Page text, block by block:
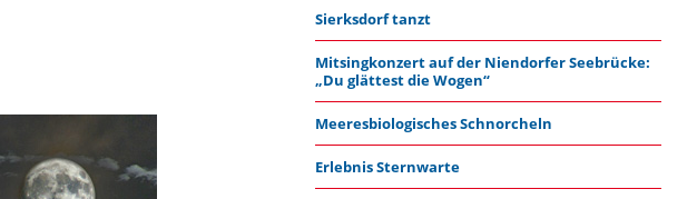
Sierksdorf tanzt
Mitsingkonzert auf der Niendorfer Seebrücke:
„Du glättest die Wogen“
Meeresbiologisches Schnorcheln
Erlebnis Sternwarte